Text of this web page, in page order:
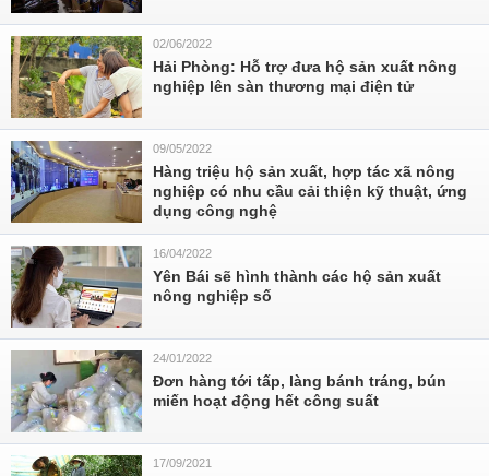
02/06/2022
Hải Phòng: Hỗ trợ đưa hộ sản xuất nông
nghiệp lên sàn thương mại điện tử
09/05/2022
Hàng triệu hộ sản xuất, hợp tác xã nông
nghiệp có nhu cầu cải thiện kỹ thuật, ứng
dụng công nghệ
16/04/2022
Yên Bái sẽ hình thành các hộ sản xuất
nông nghiệp số
24/01/2022
Đơn hàng tới tấp, làng bánh tráng, bún
miến hoạt động hết công suất
17/09/2021